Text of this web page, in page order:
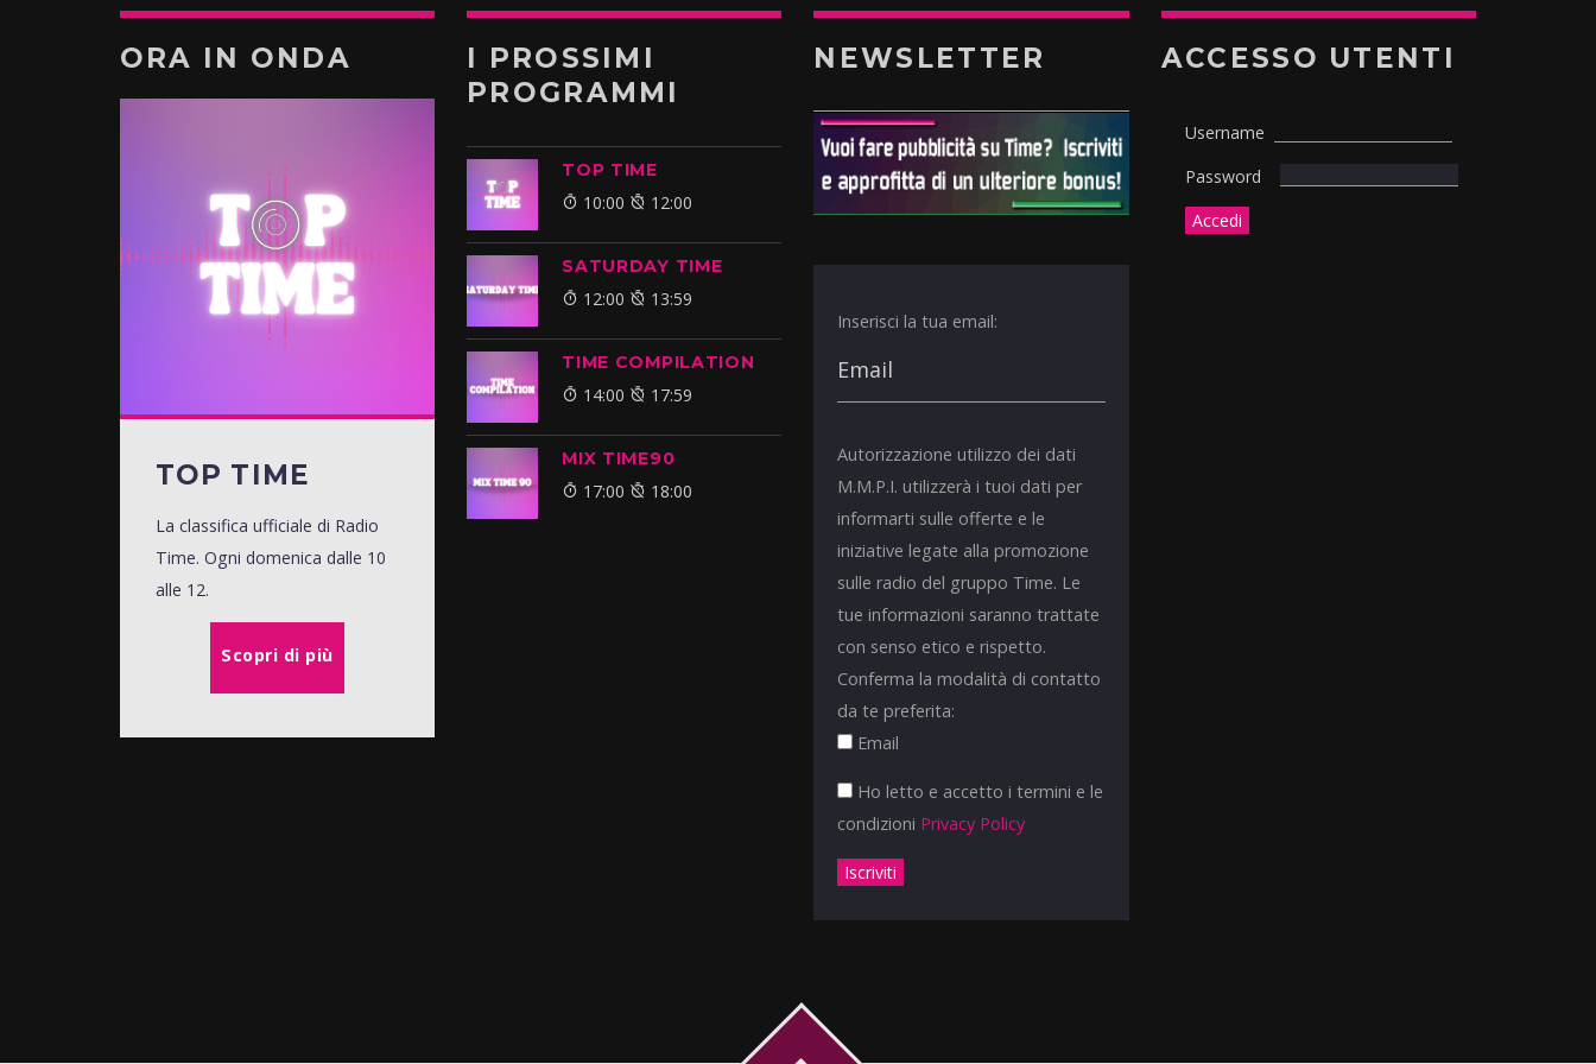
ORA IN ONDA
TOP TIME
La classifica ufficiale di Radio
Time. Ogni domenica dalle 10
alle 12.
Scopri di più
I PROSSIMI
PROGRAMMI
TOP TIME
10:00 12:00
SATURDAY TIME
12:00 13:59
TIME COMPILATION
14:00 17:59
MIX TIME90
17:00 18:00
NEWSLETTER
Inserisci la tua email:
Autorizzazione utilizzo dei dati
M.M.P.I. utilizzerà i tuoi dati per
informarti sulle offerte e le
iniziative legate alla promozione
sulle radio del gruppo Time. Le
tue informazioni saranno trattate
con senso etico e rispetto.
Conferma la modalità di contatto
da te preferita:
Email
Ho letto e accetto i termini e le
condizioni Privacy Policy
ACCESSO UTENTI
Username
Password